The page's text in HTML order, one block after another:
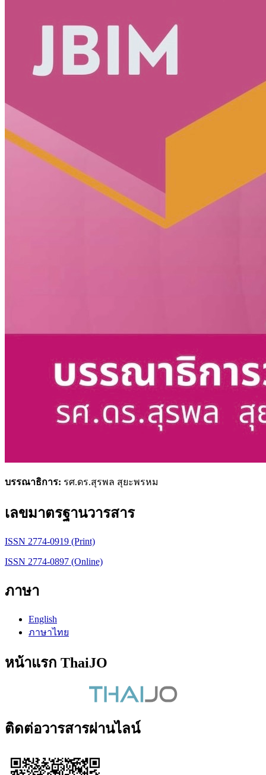
บรรณาธิการ: รศ.ดร.สุรพล สุยะพรหม
เลขมาตรฐานวารสาร
ISSN 2774-0919 (Print)
ISSN 2774-0897 (Online)
ภาษา
English
ภาษาไทย
หน้าแรก ThaiJO
ติดต่อวารสารผ่านไลน์